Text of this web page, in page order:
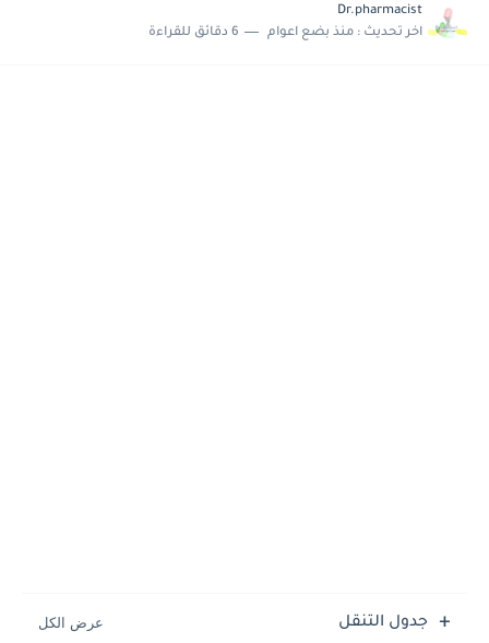
Dr.pharmacist
اخر تحديث : منذ بضع اعوام 6 دقائق للقراءة
جدول التنقل